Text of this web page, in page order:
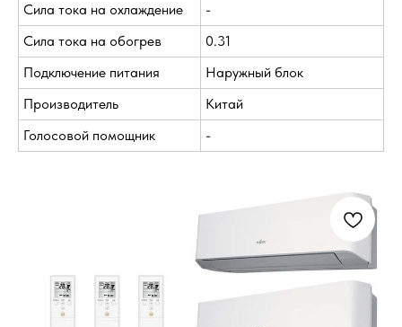
Сила тока на охлаждение
-
Сила тока на обогрев
0.31
Подключение питания
Наружный блок
Производитель
Китай
Голосовой помощник
-